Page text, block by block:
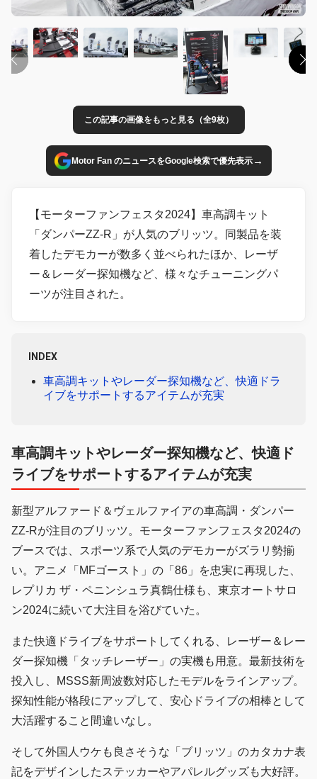
この記事の画像をもっと見る（全9枚）
Motor Fan のニュースをGoogle検索で優先表示→
【モーターファンフェスタ2024】車高調キット
「ダンパーZZ-R」が人気のブリッツ。同製品を装
着したデモカーが数多く並べられたほか、レーザ
ー＆レーダー探知機など、様々なチューニングパ
ーツが注目された。
INDEX
車高調キットやレーダー探知機など、快適ドラ
イブをサポートするアイテムが充実
車高調キットやレーダー探知機など、快適ド
ライブをサポートするアイテムが充実
新型アルファード＆ヴェルファイアの車高調・ダンパー
ZZ-Rが注目のブリッツ。モーターファンフェスタ2024の
ブースでは、スポーツ系で人気のデモカーがズラリ勢揃
い。アニメ「MFゴースト」の「86」を忠実に再現した、
レプリカ ザ・ペニンシュラ真鶴仕様も、東京オートサロ
ン2024に続いて大注目を浴びていた。
また快適ドライブをサポートしてくれる、レーザー＆レー
ダー探知機「タッチレーザー」の実機も用意。最新技術を
投入し、MSSS新周波数対応したモデルをラインアップ。
探知性能が格段にアップして、安心ドライブの相棒として
大活躍すること間違いなし。
そして外国人ウケも良さそうな「ブリッツ」のカタカナ表
記をデザインしたステッカーやアパレルグッズも大好評。